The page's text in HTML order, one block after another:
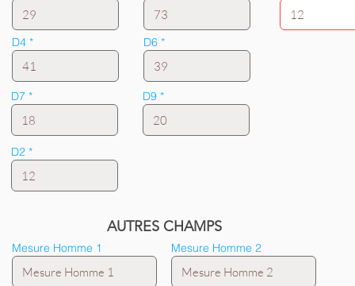
D4
D7
D6
D9
D2
AUTRES CHAMPS
Mesure Homme 1 Mesure Homme 2